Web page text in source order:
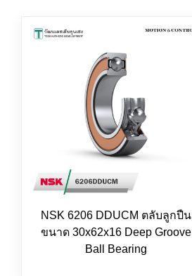
NSK 6206 DDUCM ตลับลูกปืน
ขนาด 30x62x16 Deep Groove
Ball Bearing